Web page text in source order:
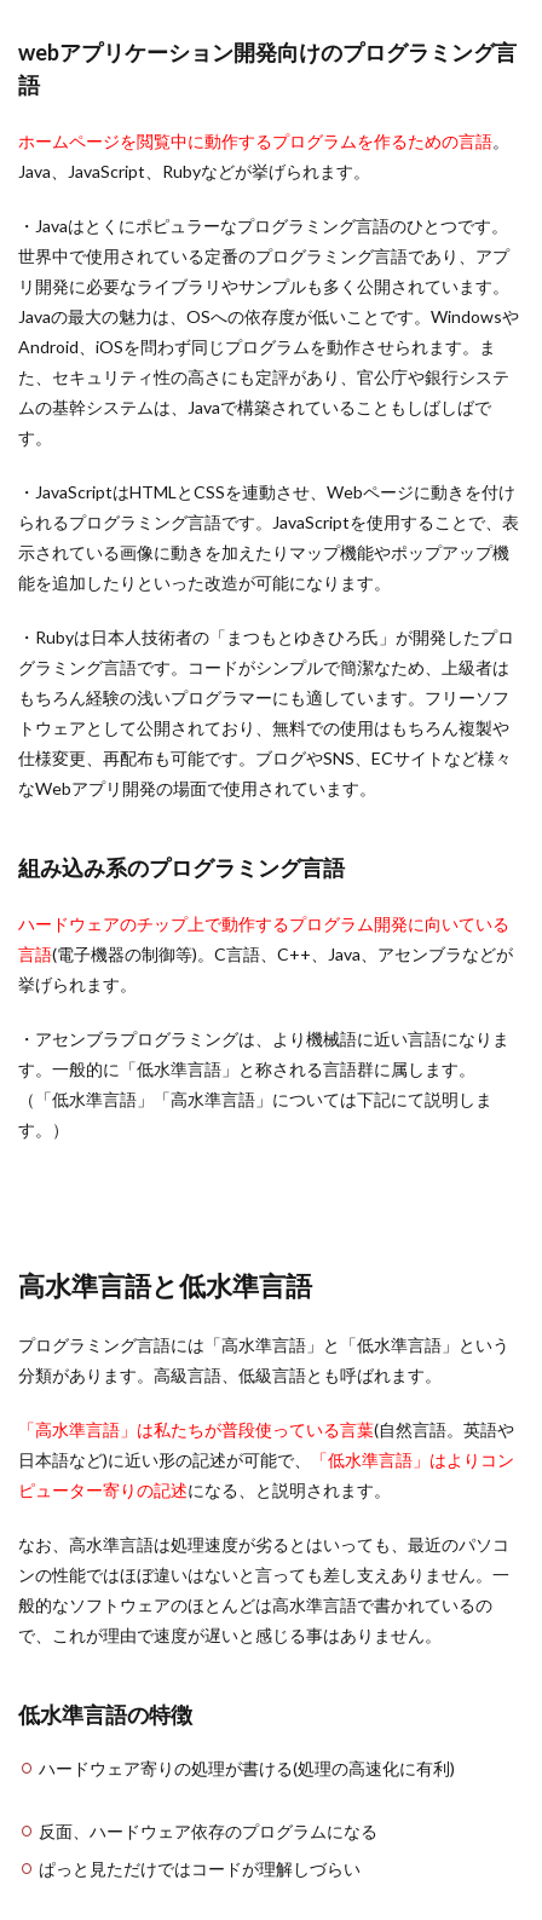
webアプリケーション開発向けのプログラミング言
語
ホームページを閲覧中に動作するプログラムを作るための言語。
Java、JavaScript、Rubyなどが挙げられます。
・Javaはとくにポピュラーなプログラミング言語のひとつです。
世界中で使用されている定番のプログラミング言語であり、アプ
リ開発に必要なライブラリやサンプルも多く公開されています。
Javaの最大の魅力は、OSへの依存度が低いことです。Windowsや
Android、iOSを問わず同じプログラムを動作させられます。ま
た、セキュリティ性の高さにも定評があり、官公庁や銀行システ
ムの基幹システムは、Javaで構築されていることもしばしばで
す。
・JavaScriptはHTMLとCSSを連動させ、Webページに動きを付け
られるプログラミング言語です。JavaScriptを使用することで、表
示されている画像に動きを加えたりマップ機能やポップアップ機
能を追加したりといった改造が可能になります。
・Rubyは日本人技術者の「まつもとゆきひろ氏」が開発したプロ
グラミング言語です。コードがシンプルで簡潔なため、上級者は
もちろん経験の浅いプログラマーにも適しています。フリーソフ
トウェアとして公開されており、無料での使用はもちろん複製や
仕様変更、再配布も可能です。ブログやSNS、ECサイトなど様々
なWebアプリ開発の場面で使用されています。
組み込み系のプログラミング言語
ハードウェアのチップ上で動作するプログラム開発に向いている
言語(電子機器の制御等)。C言語、C++、Java、アセンブラなどが
挙げられます。
・アセンブラプログラミングは、より機械語に近い言語になりま
す。一般的に「低水準言語」と称される言語群に属します。
（「低水準言語」「高水準言語」については下記にて説明しま
す。）
高水準言語と低水準言語
プログラミング言語には「高水準言語」と「低水準言語」という
分類があります。高級言語、低級言語とも呼ばれます。
「高水準言語」は私たちが普段使っている言葉(自然言語。英語や
日本語など)に近い形の記述が可能で、
「低水準言語」はよりコン
ピューター寄りの記述になる、と説明されます。
なお、高水準言語は処理速度が劣るとはいっても、最近のパソコ
ンの性能ではほぼ違いはないと言っても差し支えありません。一
般的なソフトウェアのほとんどは高水準言語で書かれているの
で、これが理由で速度が遅いと感じる事はありません。
低水準言語の特徴
ハードウェア寄りの処理が書ける(処理の高速化に有利)
反面、ハードウェア依存のプログラムになる
ぱっと見ただけではコードが理解しづらい